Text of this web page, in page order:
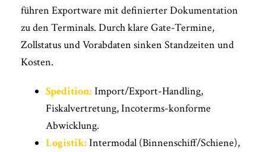
führen Exportware mit definierter Dokumentation
zu den Terminals. Durch klare Gate-Termine,
Zollstatus und Vorabdaten sinken Standzeiten und
Kosten.
Spedition: Import/Export-Handling,
Fiskalvertretung, Incoterms-konforme
Abwicklung.
Logistik: Intermodal (Binnenschiff/Schiene),